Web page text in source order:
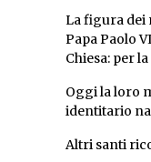
La figura dei
Papa Paolo
Chiesa: per
Oggi la loro
identitario
Altri santi